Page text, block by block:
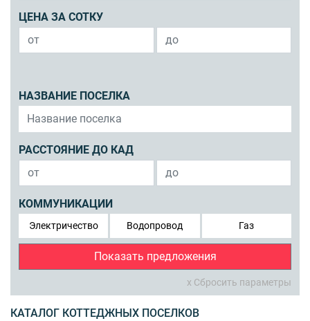
ЦЕНА ЗА СОТКУ
НАЗВАНИЕ ПОСЕЛКА
РАССТОЯНИЕ ДО КАД
КОММУНИКАЦИИ
Электричество Водопровод Газ
Показать предложения
x Сбросить параметры
КАТАЛОГ КОТТЕДЖНЫХ ПОСЕЛКОВ